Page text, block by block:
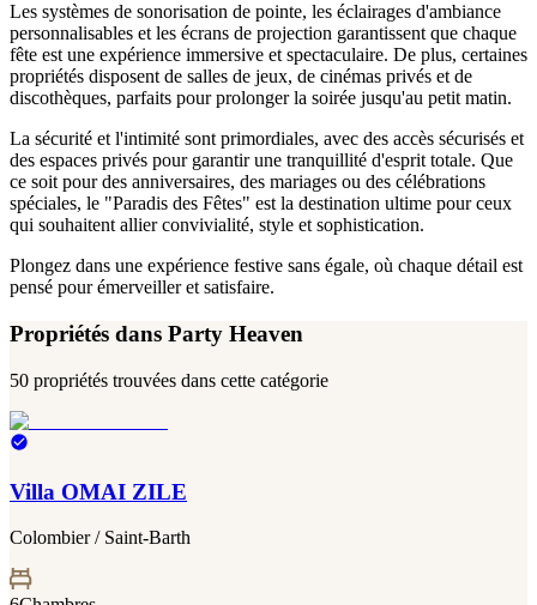
Les systèmes de sonorisation de pointe, les éclairages d'ambiance
personnalisables et les écrans de projection garantissent que chaque
fête est une expérience immersive et spectaculaire. De plus, certaines
propriétés disposent de salles de jeux, de cinémas privés et de
discothèques, parfaits pour prolonger la soirée jusqu'au petit matin.
La sécurité et l'intimité sont primordiales, avec des accès sécurisés et
des espaces privés pour garantir une tranquillité d'esprit totale. Que
ce soit pour des anniversaires, des mariages ou des célébrations
spéciales, le "Paradis des Fêtes" est la destination ultime pour ceux
qui souhaitent allier convivialité, style et sophistication.
Plongez dans une expérience festive sans égale, où chaque détail est
pensé pour émerveiller et satisfaire.
Propriétés dans Party Heaven
50 propriétés trouvées dans cette catégorie
Villa OMAI ZILE
Colombier / Saint-Barth